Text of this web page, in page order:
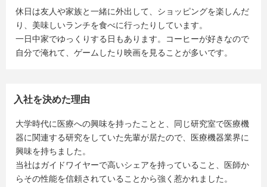
休日は友人や家族と一緒に外出して、ショッピングを楽しんだ
り、美味しいランチを食べに行ったりしています。
一日中家でゆっくりする日もあります。コーヒーが好きなので
自分で淹れて、ゲームしたり映画を見ることが多いです。
入社を決めた理由
大学時代に医療への興味を持ったことと、同じ研究室で医療機
器に関連する研究をしていた先輩が居たので、医療機器業界に
興味を持ちました。
当社はガイドワイヤーで高いシェアを持っていること、医師か
らその性能を信頼されていることから強く惹かれました。